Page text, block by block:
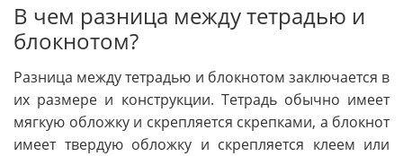
В чем разница между тетрадью и
блокнотом?
Разница между тетрадью и блокнотом заключается в
их размере и конструкции. Тетрадь обычно имеет
мягкую обложку и скрепляется скрепками, а блокнот
имеет твердую обложку и скрепляется клеем или